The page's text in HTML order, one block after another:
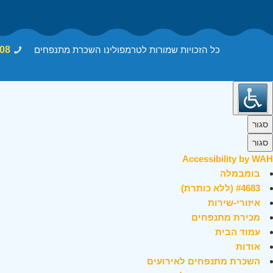
כל הזכויות שמורות לטרמפולינו השכרת מתנפחים
סגור
סגור
Accessibility by WAH
בומבמלה
#4683 (ללא כותרת)
איזורי-שירות
מכירת מתנפחים
עמוד הבית
אודות
השכרת מתנפחים לאירועים